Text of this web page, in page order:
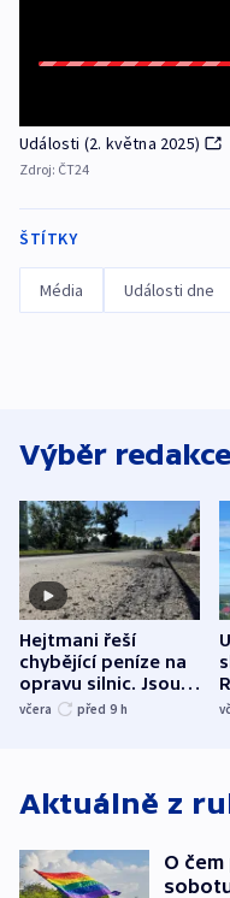
Události (2. května 2025)
Zdroj: ČT24
ŠTÍTKY
Média Události dne
Výběr redakce
Hejtmani řeší
chybějící peníze na
opravu silnic. Jsou
nenárokové, namítá
včera před 9 h
Aktuálně z
O